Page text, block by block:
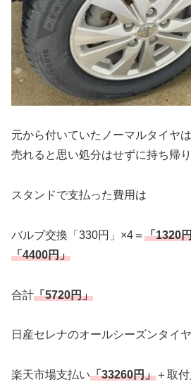
元から付いていたノーマルタイヤ
売れると思い処分はせずに持ち帰り
スタンドで支払った費用は
バルブ交換「330円」×4＝ 「1320
「4400円」
合計「5720円」
日産セレナのオールシーズンタイ
楽天市場支払い「33260円」 ＋取